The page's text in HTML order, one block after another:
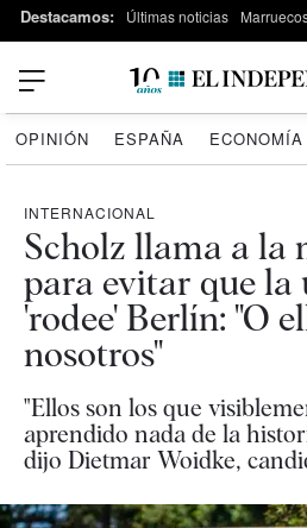
Destacamos: Últimas noticias
OPINIÓN ESPAÑA ECONOMÍA
INTERNACIONAL
Scholz llama a la
para evitar que la
'rodee' Berlín: "O
nosotros"
"Ellos son los que
aprendido nada de la
dijo Dietmar Woidke,